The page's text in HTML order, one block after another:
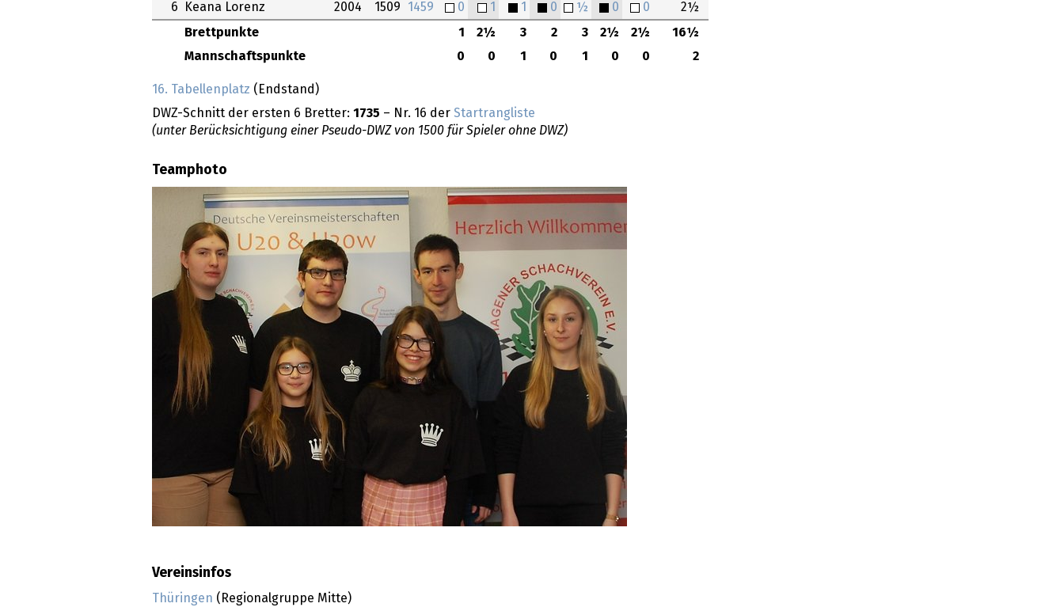
Brettpunkte 1 2½ 3 2 3 2½ 2½
16½
Mannschaftspunkte
0 0 1 0 1 0 0 2
6
Keana Lorenz 2004 1509 1459 0 1 1 0 ½ 0 0 2½
16. Tabellenplatz (Endstand)
DWZ-Schnitt der ersten 6 Bretter: 1735 – Nr. 16 der Startrangliste
(unter Berücksichtigung einer Pseudo-DWZ von 1500 für Spieler ohne DWZ)
Teamphoto
Vereinsinfos
Thüringen (Regionalgruppe Mitte)